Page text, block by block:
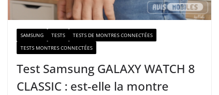
SAMSUNG TESTS
TESTS DE MONTRES CONNECTÉES
TESTS MONTRES CONNECTÉES
Test Samsung GALAXY WATCH 8
CLASSIC : est-elle la montre